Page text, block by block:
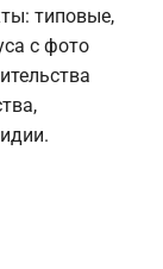
типовые,
с фото